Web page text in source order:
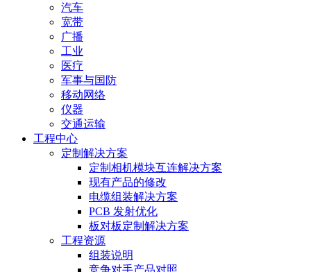
汽车
宽带
广播
工业
医疗
军事与国防
移动网络
仪器
交通运输
工程中心
定制解决方案
定制相机模块互连解决方案
现有产品的修改
电缆组装解决方案
PCB 发射优化
板对板定制解决方案
工程资源
组装说明